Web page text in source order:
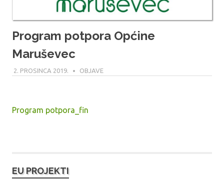
Program potpora Općine
Maruševec
2. PROSINCA 2019. MARIO
OBJAVE
Program potpora_fin
EU PROJEKTI